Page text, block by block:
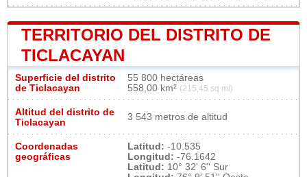
TERRITORIO DEL DISTRITO DE
TICLACAYAN
Superficie del distrito
de Ticlacayan
55 800 hectáreas
558,00 km² (215,45 sq mi)
Altitud del distrito de
Ticlacayan
3 543 metros de altitud
Coordenadas
geográficas
Latitud: -10.535
Longitud: -76.1642
Latitud: 10° 32' 6'' Sur